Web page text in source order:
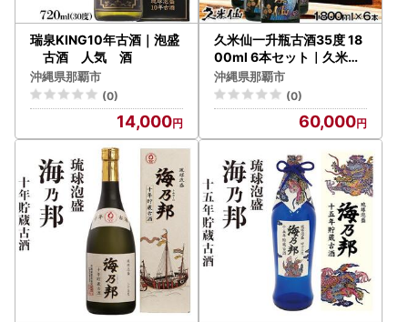
瑞泉KING10年古酒｜泡盛
古酒 人気 酒
沖縄県那覇市
(0)
14,000
久米仙一升瓶古酒35度 18
00ml 6本セット｜久米仙
泡盛 酒 人気
沖縄県那覇市
(0)
60,000